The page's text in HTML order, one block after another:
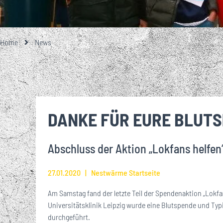
GESCHICHTE
VEREINSHISTORIE
EHRENMITGLIEDER
BREITENSPORT
WIRTSCHAFTSRAT
JOBS
ALLES
LOK
TEAMFOTO
UNSERE 1.
EISENBAHNER-TALENTE-SCHULE
FUSSBALLSCHULE
LOKRUF
UNSERE
EIN
GROSSE UND
Home
News
DANKE FÜR EURE
Abschluss der Aktion „Lokfans
27.01.2020 Nestwärme Startseite
Am Samstag fand der letzte Teil der Spendenaktion
Universitätsklinik Leipzig wurde eine Blutspende und
durchgeführt.